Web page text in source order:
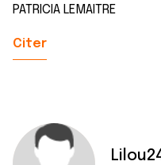
PATRICIA LEMAITRE
Citer